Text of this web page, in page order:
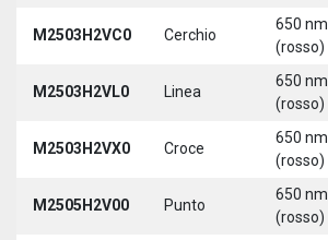
M2503H2VC0 Cerchio
650 nm
(rosso)
M2503H2VL0 Linea
650 nm
(rosso)
M2503H2VX0 Croce
650 nm
(rosso)
M2505H2V00 Punto
650 nm
(rosso)